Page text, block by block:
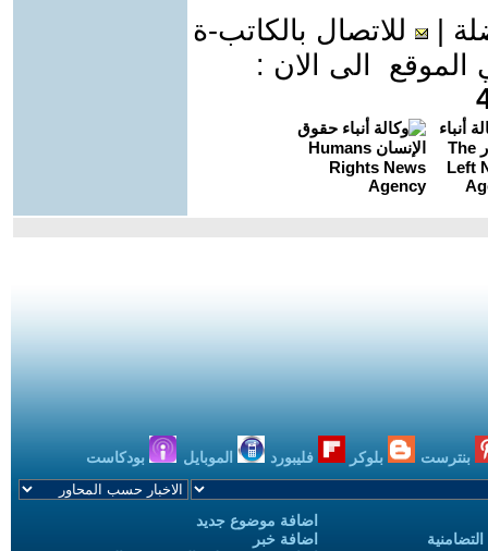
للاتصال بالكاتب-ة
الى الان :
بنترست بلوكر فليبورد الموبايل بودكاست
اضافة موضوع جديد
اضافة خبر